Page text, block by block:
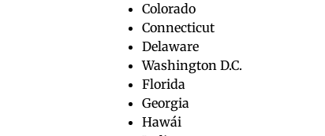
Colorado
Connecticut
Delaware
Washington D.C.
Florida
Georgia
Hawái